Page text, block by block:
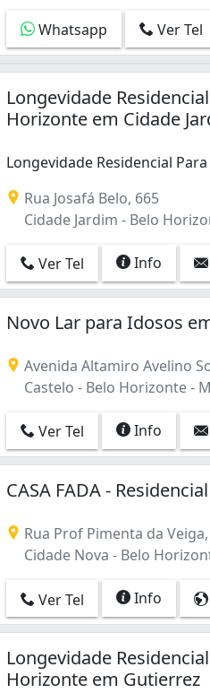
Whatsapp Ver Tel
Longevidade
Horizonte em Cidade
Longevidade Residencial
Rua Josafá Belo, 665
Cidade Jardim - Belo
Ver Tel Info
Novo Lar para Idosos
Avenida Altamiro Avelino
Castelo - Belo Horizonte -
Ver Tel Info
CASA FADA -
Rua Prof Pimenta da
Cidade Nova - Belo
Ver Tel Info
Longevidade
Horizonte em Gutierrez